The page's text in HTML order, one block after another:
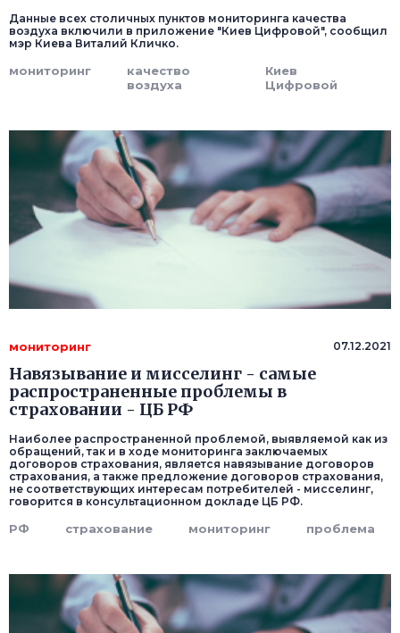
Данные всех столичных пунктов мониторинга качества
воздуха включили в приложение "Киев Цифровой", сообщил
мэр Киева Виталий Кличко.
мониторинг
качество
воздуха
Киев
Цифровой
мониторинг 07.12.2021
Навязывание и мисселинг - самые
распространенные проблемы в
страховании - ЦБ РФ
Наиболее распространенной проблемой, выявляемой как из
обращений, так и в ходе мониторинга заключаемых
договоров страхования, является навязывание договоров
страхования, а также предложение договоров страхования,
не соответствующих интересам потребителей - мисселинг,
говорится в консультационном докладе ЦБ РФ.
РФ страхование мониторинг проблема